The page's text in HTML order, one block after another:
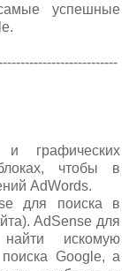
успешные
и графических
чтобы в
AdWords.
для поиска в
AdSense для
найти искомую
Google, а